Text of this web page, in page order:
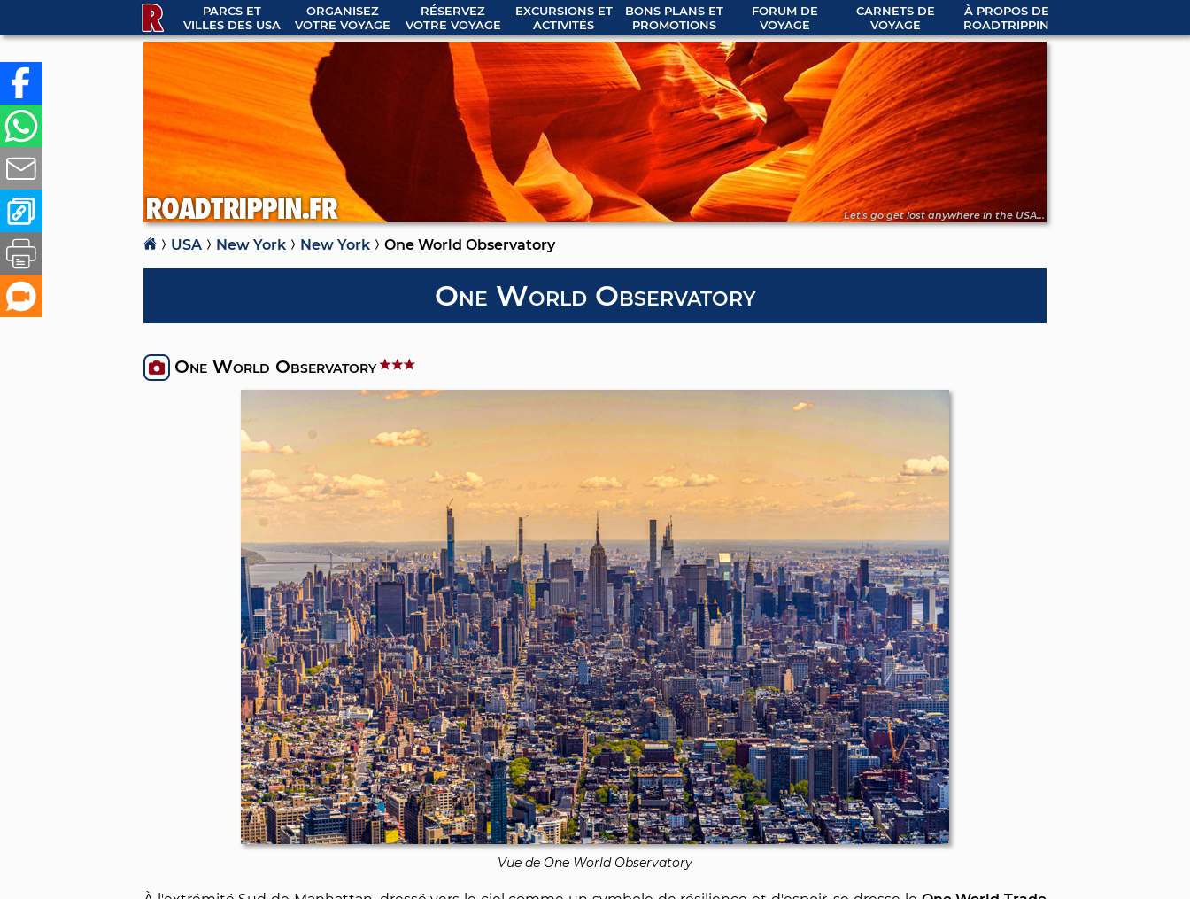
PARCS ET
VILLES DES USA
ORGANISEZ
VOTRE VOYAGE
RÉSERVEZ
VOTRE VOYAGE
EXCURSIONS ET
ACTIVITÉS
BONS PLANS ET
PROMOTIONS
FORUM DE
VOYAGE
CARNETS DE
VOYAGE
À PROPOS DE
ROADTRIPPIN
Let's go get lost anywhere in the USA...
USA New York New York One World Observatory
One World Observatory
One World Observatory
Vue de One World Observatory